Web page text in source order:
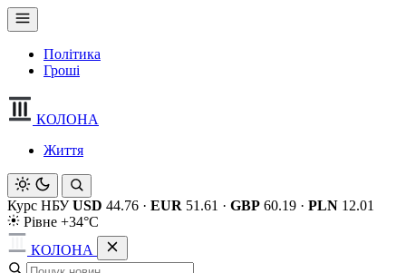
Політика
Гроші
КОЛОНА
Життя
Курс НБУ USD 44.76 · EUR 51.61 · GBP 60.19 · PLN 12.01
Рівне +34°C
КОЛОНА